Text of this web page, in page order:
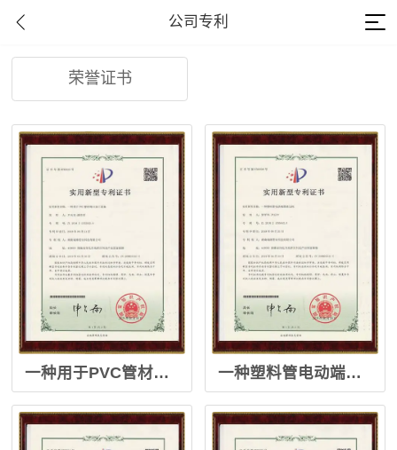
公司专利
荣誉证书
一种用于PVC管材端口加工设备 一种塑料管电动端面曲边机